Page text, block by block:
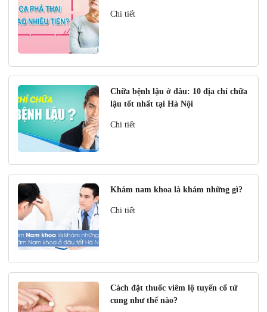
Chi tiết
Chữa bệnh lậu ở đâu: 10 địa chỉ chữa
lậu tốt nhất tại Hà Nội
Chi tiết
Khám nam khoa là khám những gì?
Chi tiết
Cách đặt thuốc viêm lộ tuyến cổ tử
cung như thế nào?